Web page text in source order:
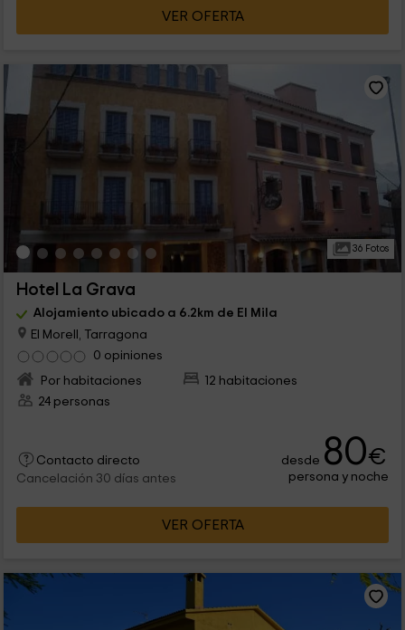
VER OFERTA
36 Fotos
Hotel La Grava
Alojamiento ubicado a 6.2km de El Mila
El Morell, Tarragona
0 opiniones
Por habitaciones
12 habitaciones
24 personas
Contacto directo
Cancelación 30 días antes
desde 80€
persona y noche
VER OFERTA